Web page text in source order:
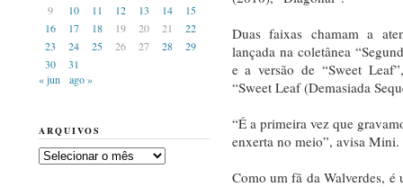
Duas faixas chamam a
lançada na coletânea
e a versão de “Sweet
“Sweet Leaf (Demasiada
“É a primeira vez que
enxerta no meio”, avisa Mini.
Como um fã da Walverdes,
9
10 11 12 13 14
15
16
17 18 19 20 21
22
23
24 25 26 27 28
29
30
31
« jun
ago »
ARQUIVOS
Arquivos